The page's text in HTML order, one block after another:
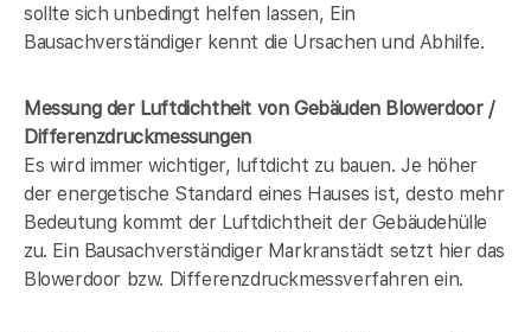
sollte sich unbedingt helfen lassen, Ein
Bausachverständiger kennt die Ursachen und Abhilfe.
Messung der Luftdichtheit von Gebäuden Blowerdoor /
Differenzdruckmessungen
Es wird immer wichtiger, luftdicht zu bauen. Je höher
der energetische Standard eines Hauses ist, desto mehr
Bedeutung kommt der Luftdichtheit der Gebäudehülle
zu. Ein Bausachverständiger Markranstädt setzt hier das
Blowerdoor bzw. Differenzdruckmessverfahren ein.